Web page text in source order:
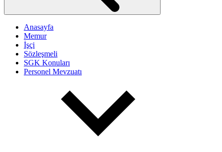
Anasayfa
Memur
İşçi
Sözleşmeli
SGK Konuları
Personel Mevzuatı